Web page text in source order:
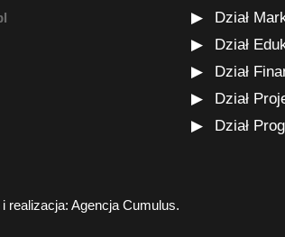
Dział
Dział
Dział
Dział
Dział
realizacja: Agencja Cumulus.